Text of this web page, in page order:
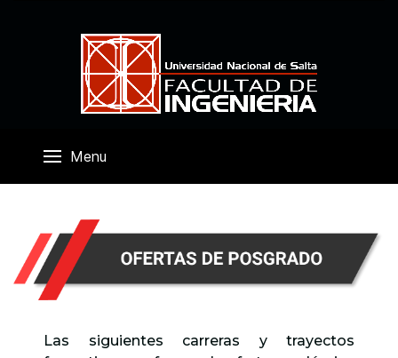
Menu
Las siguientes carreras y trayectos